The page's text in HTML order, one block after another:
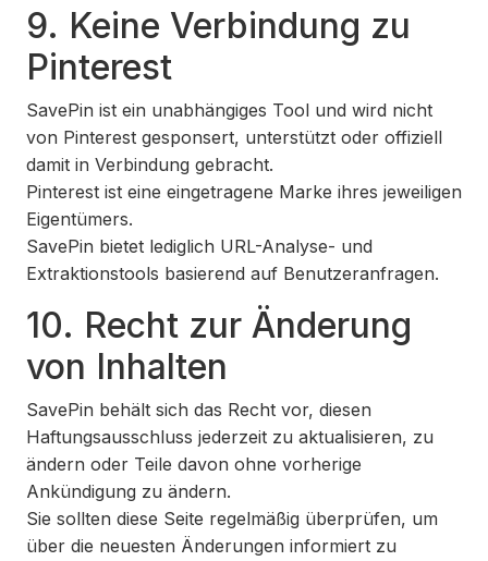
9. Keine Verbindung zu
Pinterest
SavePin ist ein unabhängiges Tool und wird nicht
von Pinterest gesponsert, unterstützt oder offiziell
damit in Verbindung gebracht.
Pinterest ist eine eingetragene Marke ihres jeweiligen
Eigentümers.
SavePin bietet lediglich URL-Analyse- und
Extraktionstools basierend auf Benutzeranfragen.
10. Recht zur Änderung
von Inhalten
SavePin behält sich das Recht vor, diesen
Haftungsausschluss jederzeit zu aktualisieren, zu
ändern oder Teile davon ohne vorherige
Ankündigung zu ändern.
Sie sollten diese Seite regelmäßig überprüfen, um
über die neuesten Änderungen informiert zu